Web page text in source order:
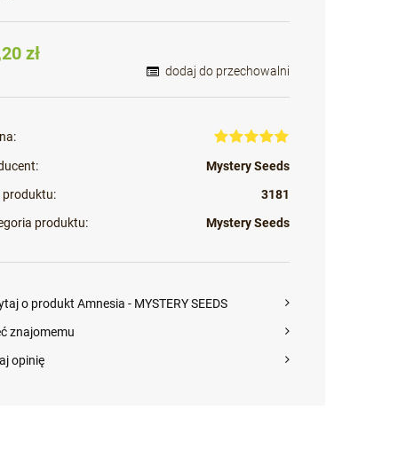
zł
dodaj do przechowalni
Mystery Seeds
produktu:
3181
produktu:
Mystery Seeds
o produkt Amnesia - MYSTERY SEEDS
znajomemu
opinię